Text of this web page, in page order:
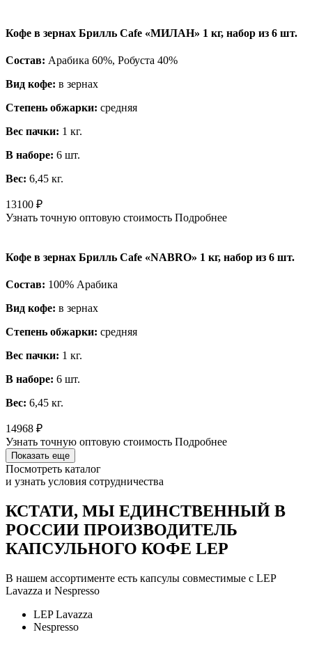
Кофе в зернах Брилль Cafe «МИЛАН» 1 кг, набор из 6 шт.
Состав: Арабика 60%, Робуста 40%
Вид кофе: в зернах
Степень обжарки: средняя
Вес пачки: 1 кг.
В наборе: 6 шт.
Вес: 6,45 кг.
13100 ₽
Узнать точную оптовую стоимость Подробнее
Кофе в зернах Брилль Cafe «NABRO» 1 кг, набор из 6 шт.
Состав: 100% Арабика
Вид кофе: в зернах
Степень обжарки: средняя
Вес пачки: 1 кг.
В наборе: 6 шт.
Вес: 6,45 кг.
14968 ₽
Узнать точную оптовую стоимость Подробнее
Показать еще
Посмотреть каталог
и узнать условия сотрудничества
КСТАТИ, МЫ ЕДИНСТВЕННЫЙ В
РОССИИ ПРОИЗВОДИТЕЛЬ
КАПСУЛЬНОГО КОФЕ LEP
В нашем ассортименте есть капсулы совместимые с LEP
Lavazza и Nespresso
LEP Lavazza
Nespresso